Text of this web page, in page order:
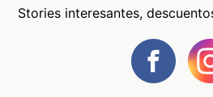
Stories interesantes,